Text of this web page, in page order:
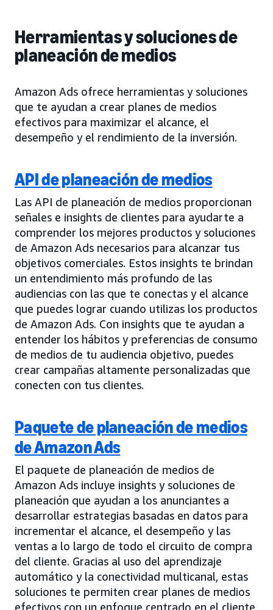
Herramientas y soluciones de
planeación de medios
Amazon Ads ofrece herramientas y soluciones
que te ayudan a crear planes de medios
efectivos para maximizar el alcance, el
desempeño y el rendimiento de la inversión.
API de planeación de medios
Las API de planeación de medios proporcionan
señales e insights de clientes para ayudarte a
comprender los mejores productos y soluciones
de Amazon Ads necesarios para alcanzar tus
objetivos comerciales. Estos insights te brindan
un entendimiento más profundo de las
audiencias con las que te conectas y el alcance
que puedes lograr cuando utilizas los productos
de Amazon Ads. Con insights que te ayudan a
entender los hábitos y preferencias de consumo
de medios de tu audiencia objetivo, puedes
crear campañas altamente personalizadas que
conecten con tus clientes.
Paquete de planeación de medios
de Amazon Ads
El paquete de planeación de medios de
Amazon Ads incluye insights y soluciones de
planeación que ayudan a los anunciantes a
desarrollar estrategias basadas en datos para
incrementar el alcance, el desempeño y las
ventas a lo largo de todo el circuito de compra
del cliente. Gracias al uso del aprendizaje
automático y la conectividad multicanal, estas
soluciones te permiten crear planes de medios
efectivos con un enfoque centrado en el cliente,